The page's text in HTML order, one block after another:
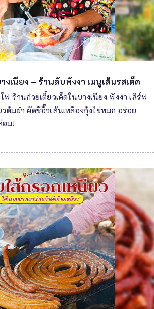
เนียง – ร้านลับพังงา เมนูเส้นรสเด็ด
ร้านก๋วยเตี๋ยวเด็ดในบางเนียง พังงา เสิร์ฟ
ต้มยำ ผัดซีอิ๊วเส้นเหลืองกุ้งไข่หมก อร่อย
อม!